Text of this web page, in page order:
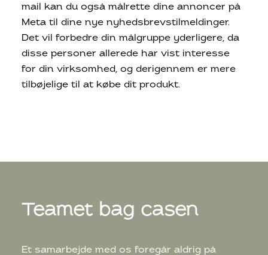
mail kan du også målrette dine annoncer på
Meta til dine nye nyhedsbrevstilmeldinger.
Det vil forbedre din målgruppe yderligere, da
disse personer allerede har vist interesse
for din virksomhed, og derigennem er mere
tilbøjelige til at købe dit produkt.
Teamet bag casen
Et samarbejde med os foregår aldrig på